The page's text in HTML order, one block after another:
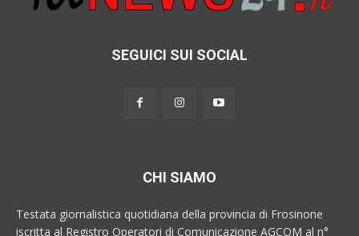
SEGUICI SUI SOCIAL
CHI SIAMO
Testata giornalistica quotidiana della provincia di Frosinone
iscritta al Registro Operatori di Comunicazione AGCOM al n°